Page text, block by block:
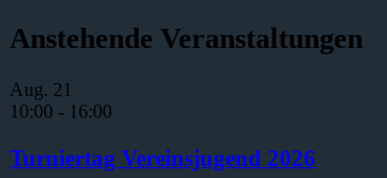
Anstehende Veranstaltungen
Aug. 21
10:00 - 16:00
Turniertag Vereinsjugend 2026